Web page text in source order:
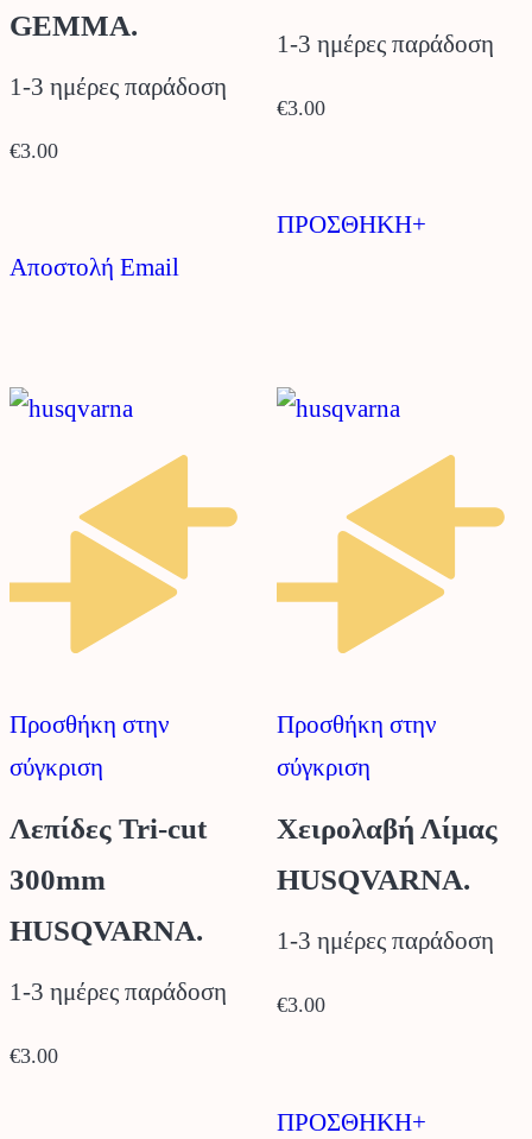
GEMMA.
1-3 ημέρες παράδοση
€3.00
Αποστολή Email
1-3 ημέρες παράδοση
€3.00
ΠΡΟΣΘΗΚΗ+
Προσθήκη στην
σύγκριση
Λεπίδες Tri-cut
300mm
HUSQVARNA.
1-3 ημέρες παράδοση
€3.00
Προσθήκη στην
σύγκριση
Χειρολαβή Λίμας
HUSQVARNA.
1-3 ημέρες παράδοση
€3.00
ΠΡΟΣΘΗΚΗ+